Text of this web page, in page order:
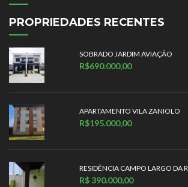
PROPRIEDADES RECENTES
SOBRADO JARDIM AVIAÇÃO
R$690.000,00
APARTAMENTO VILA ZANIOLO
R$195.000,00
RESIDÊNCIA CAMPO LARGO DA
R$ 390.000,00